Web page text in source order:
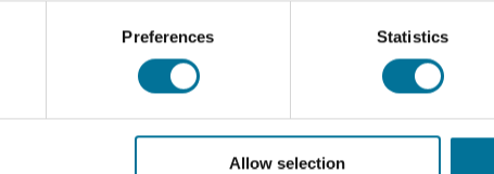
Preferences Statistics
Allow selection
Lenzenset |
Geometrische optiek
| Uitgebreid | Zonder
Laser optiek |
Uitbreidingsset 1